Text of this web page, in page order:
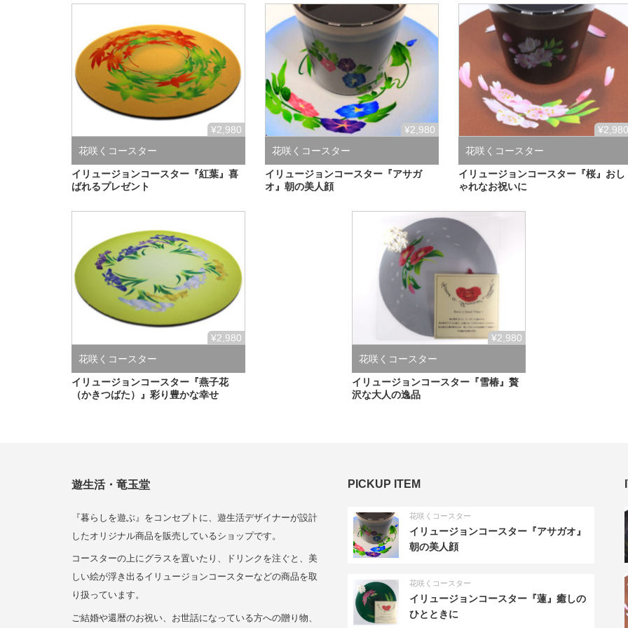
¥2,980
花咲くコースター
イリュージョンコースター『紅葉』喜
ばれるプレゼント
¥2,980
花咲くコースター
イリュージョンコースター『アサガ
オ』朝の美人顔
花咲くコースター
イリュージョンコースター『桜』おし
ゃれなお祝いに
¥2,980
花咲くコースター
イリュージョンコースター『燕子花
（かきつばた）』彩り豊かな幸せ
¥2,980
花咲くコースター
イリュージョンコースター『雪椿』贅
沢な大人の逸品
遊生活・竜玉堂
『暮らしを遊ぶ』をコンセプトに、遊生活デザイナーが設計
したオリジナル商品を販売しているショップです。
コースターの上にグラスを置いたり、ドリンクを注ぐと、美
しい絵が浮き出るイリュージョンコースターなどの商品を取
り扱っています。
ご結婚や還暦のお祝い、お世話になっている方への贈り物、
PICKUP ITEM
花咲くコースター
イリュージョンコースター『アサガオ』
朝の美人顔
花咲くコースター
イリュージョンコースター『蓮』癒しの
ひとときに